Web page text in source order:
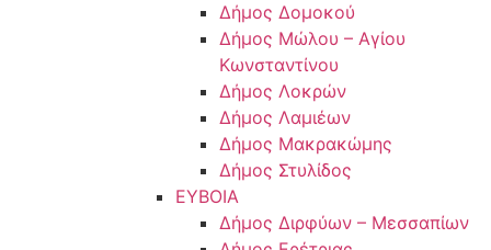
Δήμος Δομοκού
Δήμος Μώλου – Αγίου
Κωνσταντίνου
Δήμος Λοκρών
Δήμος Λαμιέων
Δήμος Μακρακώμης
Δήμος Στυλίδος
ΕΥΒΟΙΑ
Δήμος Διρφύων – Μεσσαπίων